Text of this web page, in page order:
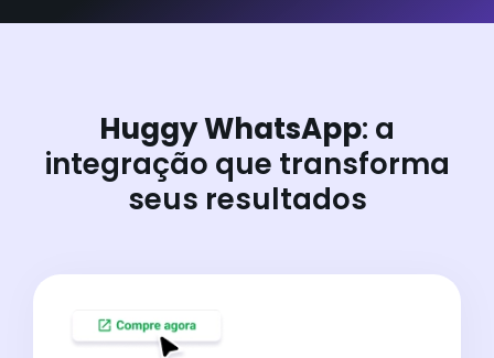
Huggy WhatsApp: a
integração que transforma
seus resultados